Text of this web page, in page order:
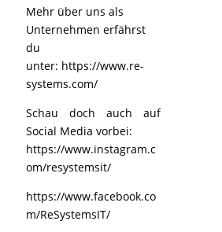
Mehr über uns als
Unternehmen erfährst
du
unter: https://www.re-
systems.com/
Schau doch auch auf
Social Media vorbei:
https://www.instagram.c
om/resystemsit/
https://www.facebook.co
m/ReSystemsIT/